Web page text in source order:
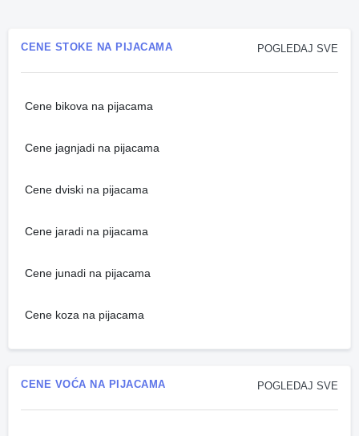
POGLEDAJ SVE
CENE STOKE NA PIJACAMA
Cene bikova na pijacama
Cene jagnjadi na pijacama
Cene dviski na pijacama
Cene jaradi na pijacama
Cene junadi na pijacama
Cene koza na pijacama
POGLEDAJ SVE
CENE VOĆA NA PIJACAMA